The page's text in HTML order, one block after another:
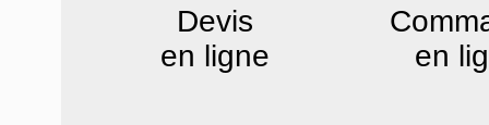
Devis
en ligne
en